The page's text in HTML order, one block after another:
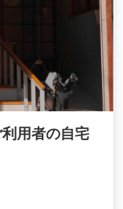
用者の自宅